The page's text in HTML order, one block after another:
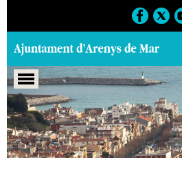
Portada > Agenda > 09-11-
2008 > Marcs > Culturals > 2008 >